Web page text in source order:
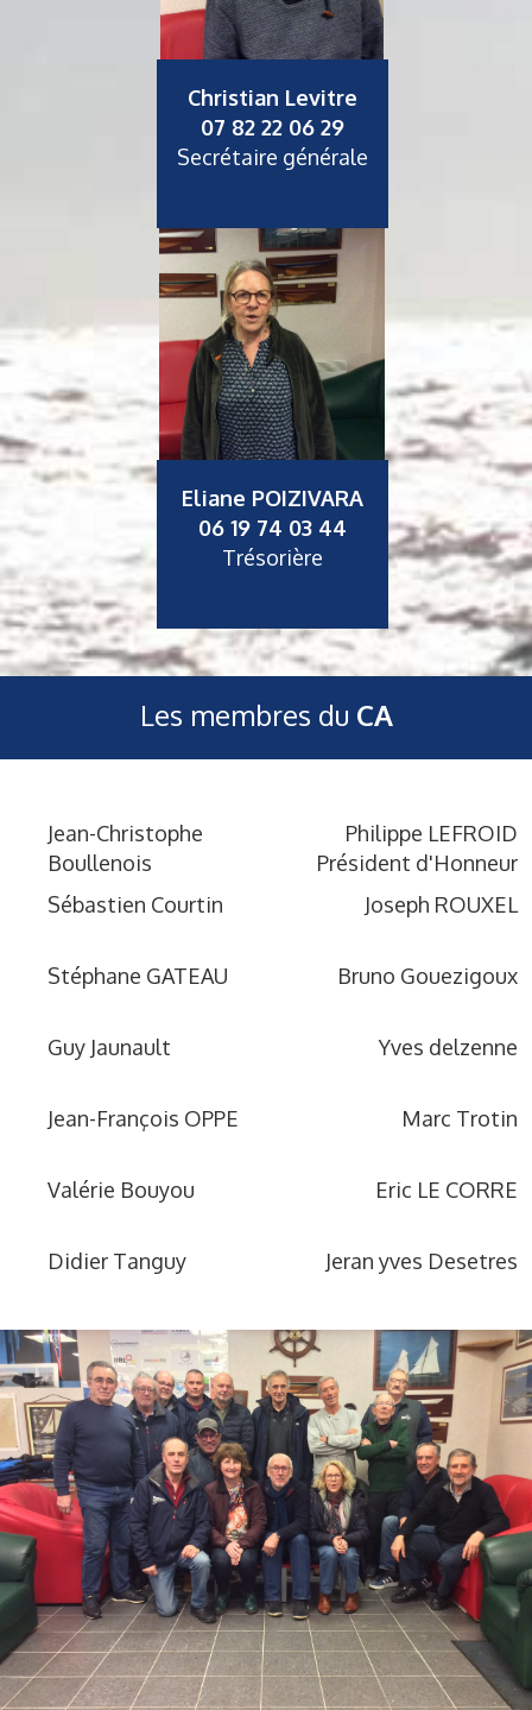
Christian Levitre
07 82 22 06 29
Secrétaire générale
Eliane POIZIVARA
06 19 74 03 44
Trésorière
Les membres du CA
Jean-Christophe
Boullenois
Philippe LEFROID
Président d'Honneur
Sébastien Courtin
Joseph ROUXEL
Stéphane GATEAU Bruno Gouezigoux
Guy Jaunault Yves delzenne
Jean-François OPPE Marc Trotin
Valérie Bouyou Eric LE CORRE
Didier Tanguy Jeran yves Desetres